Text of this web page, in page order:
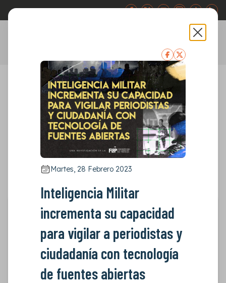
ESEN
Publicaciones Otras publicaciones
Otras publicaciones
Martes, 28 Febrero 2023
Inteligencia Militar incrementa su capacidad para
vigilar a periodistas y ciudadanía con tecnología
de fuentes abiertas
La FLIP tuvo acceso a documentos filtrados que
revelan que el Estado utiliza —y planea adquirir—
tecnologías y tecnologías con capacidad intrusiva para
Martes, 28 Febrero 2023
Inteligencia Militar
incrementa su capacidad
para vigilar a periodistas y
ciudadanía con tecnología
de fuentes abiertas